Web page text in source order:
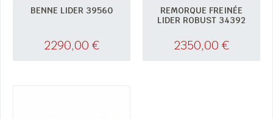
BENNE LIDER 39560
2290,00 €
REMORQUE FREINÉE
LIDER ROBUST 34392
2350,00 €